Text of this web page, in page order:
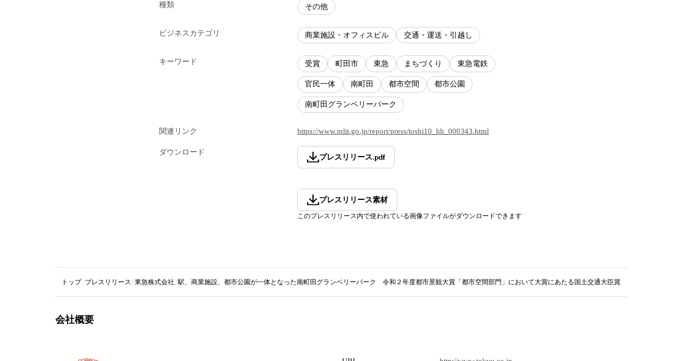
種類 その他
ビジネスカテゴリ 商業施設・オフィスビル 交通・運送・引越し
キーワード 受賞 町田市 東急 まちづくり 東急電鉄
官民一体 南町田 都市空間 都市公園
南町田グランベリーパーク
関連リンク https://www.mlit.go.jp/report/press/toshi10_hh_000343.html
ダウンロード
プレスリリース.pdf
プレスリリース素材
このプレスリリース内で使われている画像ファイルがダウンロードできます
トップ プレスリリース 東急株式会社 駅、商業施設、都市公園が一体となった南町田グランベリーパーク 令和２年度都市景観大賞「都市空間部門」において大賞にあたる国土交通大臣賞を受賞！
会社概要